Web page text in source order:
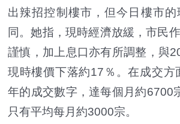
出辣招控制樓市，但今日樓市
同。她指，現時經濟放緩，市民
謹慎，加上息口亦有所調整，與
現時樓價下落約17％。在成交方
年的成交數字，達每個月約6700
只有平均每月約3000宗。